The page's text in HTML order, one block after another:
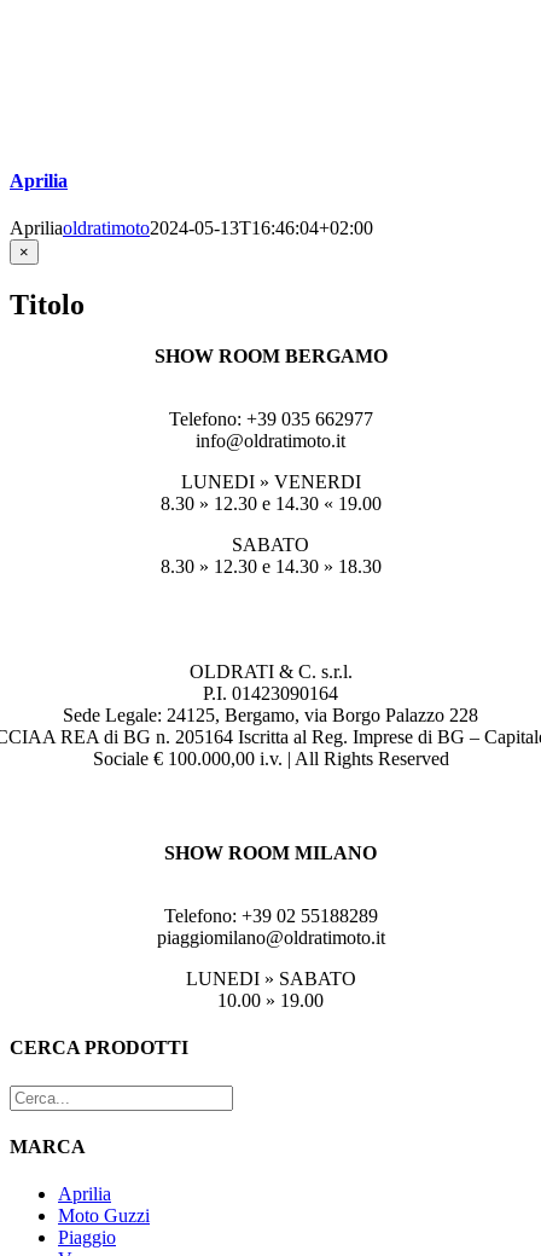
Aprilia
Apriliaoldratimoto2024-05-13T16:46:04+02:00
Close
product
view
×
Titolo
SHOW ROOM BERGAMO
Telefono: +39 035 662977
info@oldratimoto.it
LUNEDI » VENERDI
8.30 » 12.30 e 14.30 « 19.00
SABATO
8.30 » 12.30 e 14.30 » 18.30
OLDRATI & C. s.r.l.
P.I. 01423090164
Sede Legale: 24125, Bergamo, via Borgo Palazzo 228
REA di BG n. 205164 Iscritta al Reg. Imprese di BG –
Sociale € 100.000,00 i.v. | All Rights Reserved
SHOW ROOM MILANO
Telefono: +39 02 55188289
piaggiomilano@oldratimoto.it
LUNEDI » SABATO
10.00 » 19.00
Toggle
barra
scorrevole
CERCA PRODOTTI
MARCA
Aprilia
Moto Guzzi
Piaggio